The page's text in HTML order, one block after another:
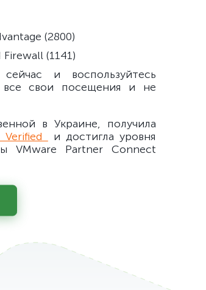
(2800)
(1141)
и воспользуйтесь
все свои посещения и не
в Украине, получила
и достигла уровня
VMware Partner Connect